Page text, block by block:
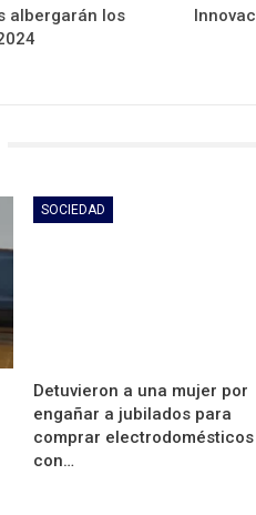
albergarán los
SOCIEDAD
Detuvieron a una mujer por
engañar a jubilados para
comprar electrodomésticos
con…